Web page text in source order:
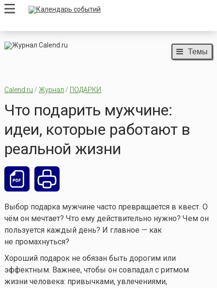
Темы
Calend.ru / Журнал / ПОДАРКИ
Что подарить мужчине:
идеи, которые работают в
реальной жизни
Выбор подарка мужчине часто превращается в квест. О
чём он мечтает? Что ему действительно нужно? Чем он
пользуется каждый день? И главное — как
не промахнуться?
Хороший подарок не обязан быть дорогим или
эффектным. Важнее, чтобы он совпадал с ритмом
жизни человека: привычками, увлечениями,